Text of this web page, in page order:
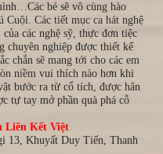
bé sẽ vô cùng hào
Cuội. Các tiết mục ca hát nghệ
các nghệ sỹ, thực đơn tiệc
chuyên nghiệp được thiết kế
chắn sẽ mang tới cho các em
niềm vui thích nào hơn khi
bước ra từ cổ tích, được hân
tự tay mở phần quà phá cỗ
Liên Kết Việt
13, Khuyất Duy Tiến, Thanh